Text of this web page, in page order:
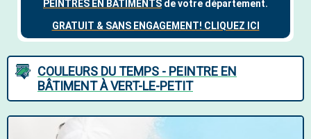
COULEURS DU TEMPS - PEINTRE EN
BÂTIMENT À VERT-LE-PETIT